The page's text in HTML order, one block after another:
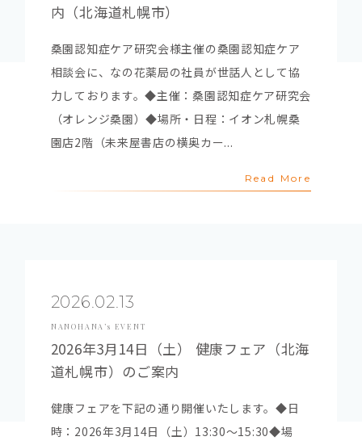
内（北海道札幌市）
桑園認知症ケア研究会様主催の桑園認知症ケア
相談会に、なの花薬局の社員が世話人として協
力しております。◆主催：桑園認知症ケア研究会
（オレンジ桑園）◆場所・日程：イオン札幌桑
園店2階（未来屋書店の横奥カー...
Read More
2026.02.13
NANOHANA’s EVENT
2026年3月14日（土） 健康フェア（北海
道札幌市）のご案内
健康フェアを下記の通り開催いたします。◆日
時：2026年3月14日（土）13:30～15:30◆場